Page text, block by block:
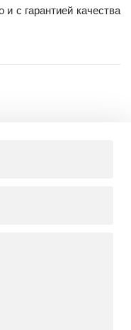
с гарантией качества